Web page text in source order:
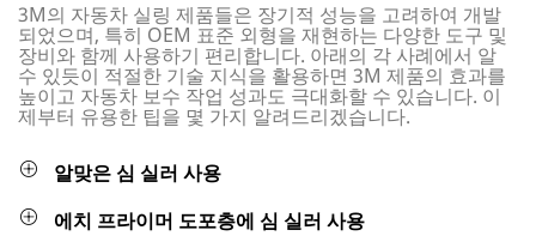
3M의 자동차 실링 제품들은 장기적 성능을 고려하여 개발
되었으며, 특히 OEM 표준 외형을 재현하는 다양한 도구 및
장비와 함께 사용하기 편리합니다. 아래의 각 사례에서 알
수 있듯이 적절한 기술 지식을 활용하면 3M 제품의 효과를
높이고 자동차 보수 작업 성과도 극대화할 수 있습니다. 이
제부터 유용한 팁을 몇 가지 알려드리겠습니다.
알맞은 심 실러 사용
에치 프라이머 도포층에 심 실러 사용